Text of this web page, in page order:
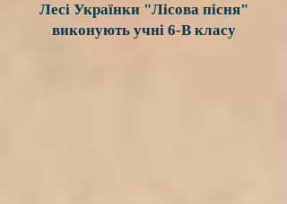
Лесі Українки "Лісова пісня"
виконують учні 6-В класу